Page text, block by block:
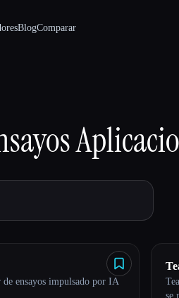
BlogComparar
ensayos impulsado por IA
se